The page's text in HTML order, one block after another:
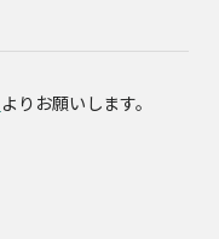
よりお願いします。